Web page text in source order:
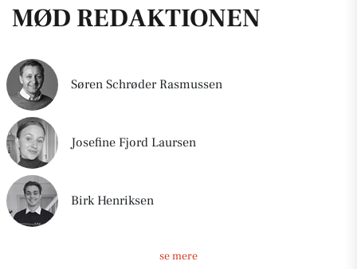
MØD REDAKTIONEN
Søren Schrøder Rasmussen
Josefine Fjord Laursen
Birk Henriksen
se mere